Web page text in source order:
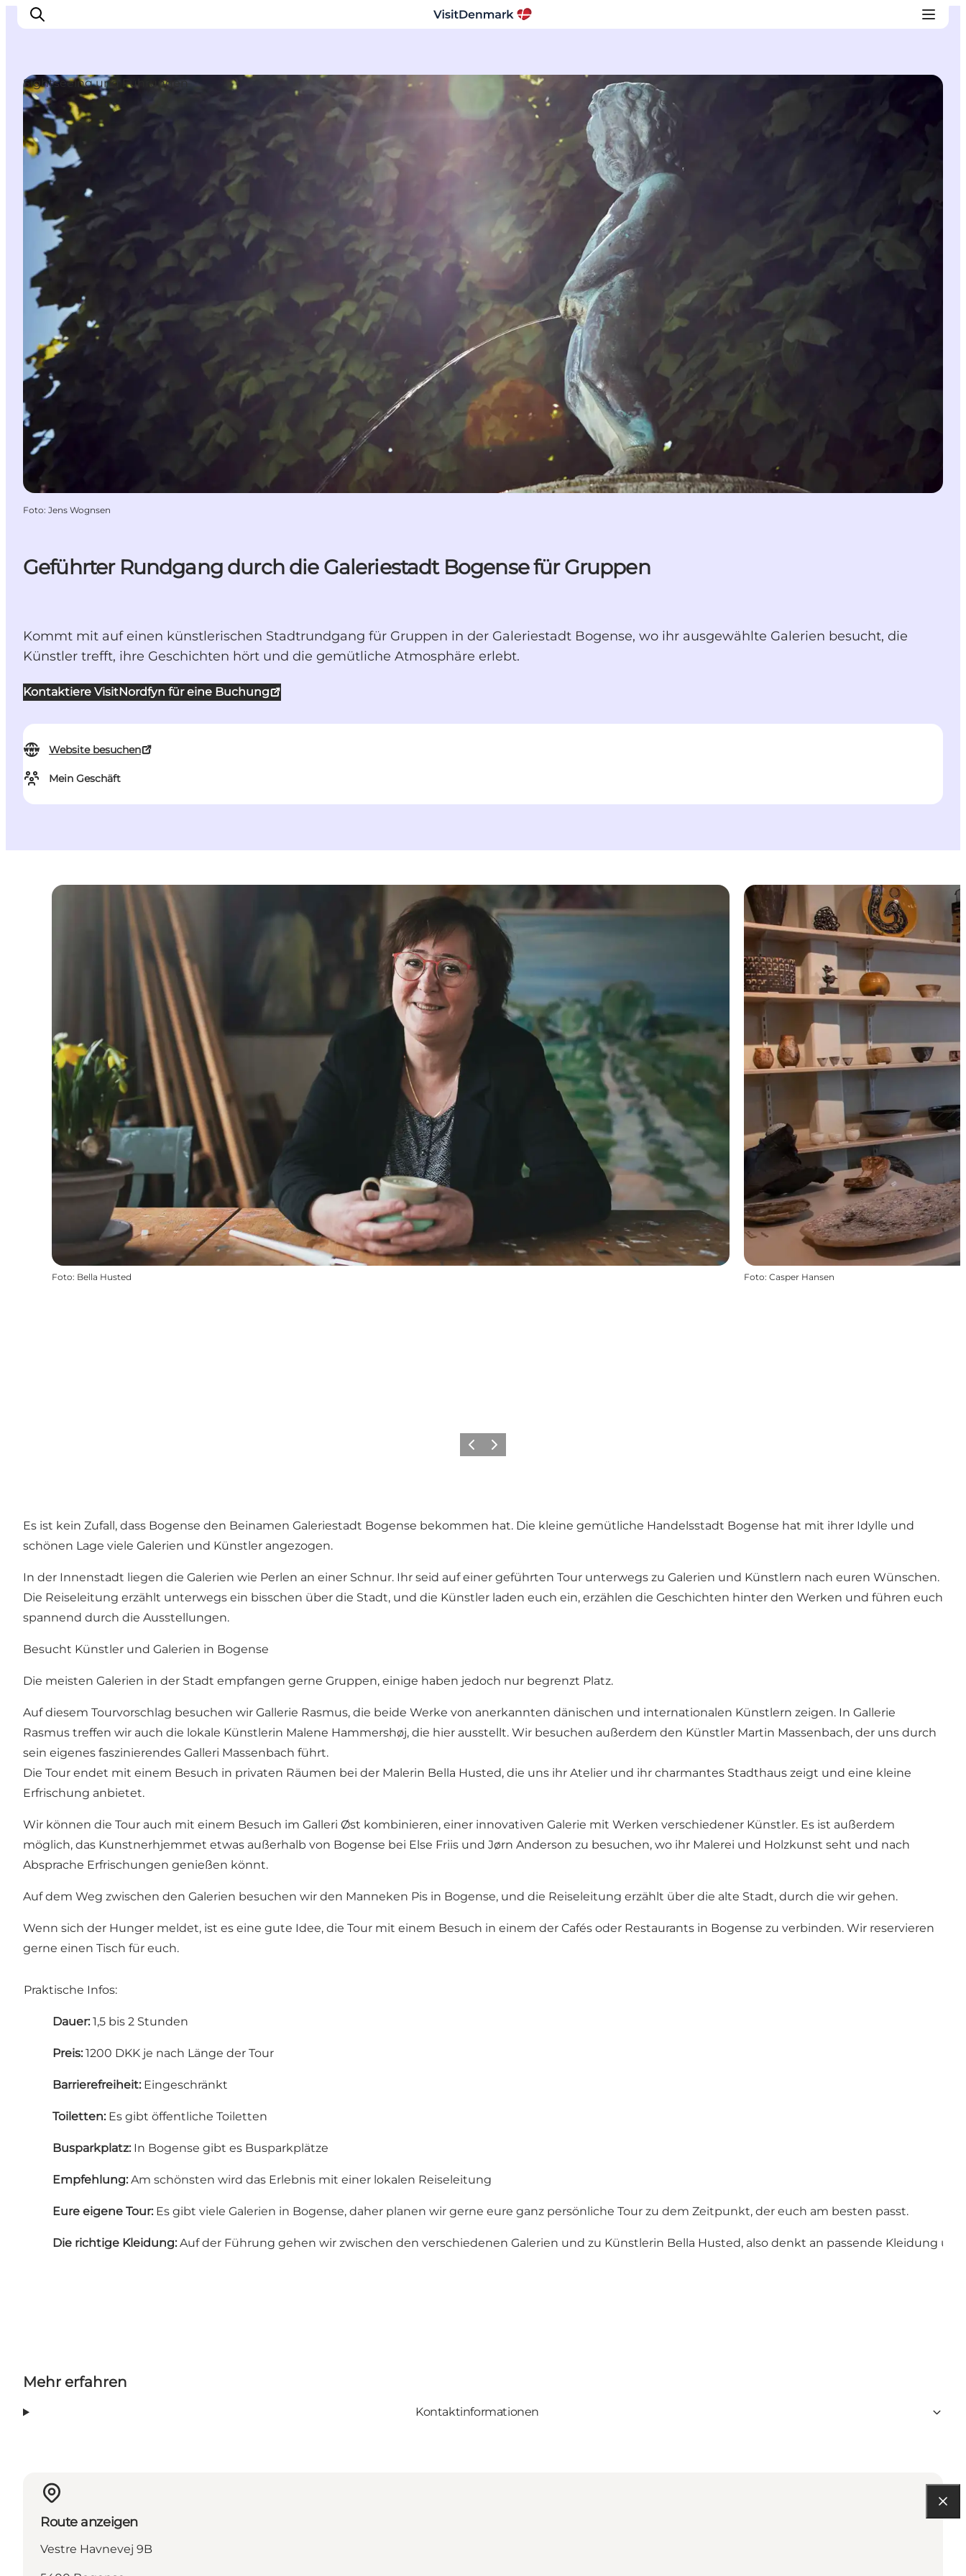
Inspiration
Regionen
Erlebnisse
Unterkünfte
Reiseplanung
Geführter Rundgang durch die Galeriestadt Bogense für Gruppen
Kommt mit auf einen künstlerischen Stadtrundgang für Gruppen in der Galeriestadt Bogense, wo ihr ausgewählte Galerien besucht, die
Künstler trefft, ihre Geschichten hört und die gemütliche Atmosphäre erlebt.
Kontaktiere VisitNordfyn für eine Buchung
Website besuchen
Mein Geschäft
Sightseeing und Führungen
Foto: Jens Wognsen
Foto: Bella Husted Foto: Casper Hansen
ZurückWeiter
Es ist kein Zufall, dass Bogense den Beinamen Galeriestadt Bogense bekommen hat. Die kleine gemütliche Handelsstadt Bogense hat mit ihrer Idylle und
schönen Lage viele Galerien und Künstler angezogen.
In der Innenstadt liegen die Galerien wie Perlen an einer Schnur. Ihr seid auf einer geführten Tour unterwegs zu Galerien und Künstlern nach euren Wünschen.
Die Reiseleitung erzählt unterwegs ein bisschen über die Stadt, und die Künstler laden euch ein, erzählen die Geschichten hinter den Werken und führen euch
spannend durch die Ausstellungen.
Besucht Künstler und Galerien in Bogense
Die meisten Galerien in der Stadt empfangen gerne Gruppen, einige haben jedoch nur begrenzt Platz.
Auf diesem Tourvorschlag besuchen wir Gallerie Rasmus, die beide Werke von anerkannten dänischen und internationalen Künstlern zeigen. In Gallerie
Rasmus treffen wir auch die lokale Künstlerin Malene Hammershøj, die hier ausstellt. Wir besuchen außerdem den Künstler Martin Massenbach, der uns durch
sein eigenes faszinierendes Galleri Massenbach führt.
Die Tour endet mit einem Besuch in privaten Räumen bei der Malerin Bella Husted, die uns ihr Atelier und ihr charmantes Stadthaus zeigt und eine kleine
Erfrischung anbietet.
Wir können die Tour auch mit einem Besuch im Galleri Øst kombinieren, einer innovativen Galerie mit Werken verschiedener Künstler. Es ist außerdem
möglich, das Kunstnerhjemmet etwas außerhalb von Bogense bei Else Friis und Jørn Anderson zu besuchen, wo ihr Malerei und Holzkunst seht und nach
Absprache Erfrischungen genießen könnt.
Auf dem Weg zwischen den Galerien besuchen wir den Manneken Pis in Bogense, und die Reiseleitung erzählt über die alte Stadt, durch die wir gehen.
Wenn sich der Hunger meldet, ist es eine gute Idee, die Tour mit einem Besuch in einem der Cafés oder Restaurants in Bogense zu verbinden. Wir reservieren
gerne einen Tisch für euch.
Praktische Infos:
Dauer: 1,5 bis 2 Stunden
Preis: 1200 DKK je nach Länge der Tour
Barrierefreiheit: Eingeschränkt
Toiletten: Es gibt öffentliche Toiletten
Busparkplatz: In Bogense gibt es Busparkplätze
Empfehlung: Am schönsten wird das Erlebnis mit einer lokalen Reiseleitung
Eure eigene Tour: Es gibt viele Galerien in Bogense, daher planen wir gerne eure ganz persönliche Tour zu dem Zeitpunkt, der euch am besten passt.
Die richtige Kleidung: Auf der Führung gehen wir zwischen den verschiedenen Galerien und zu Künstlerin Bella Husted, also denkt an passende Kleidung
Mehr erfahren
Kontaktinformationen
Route anzeigen
Vestre Havnevej 9B